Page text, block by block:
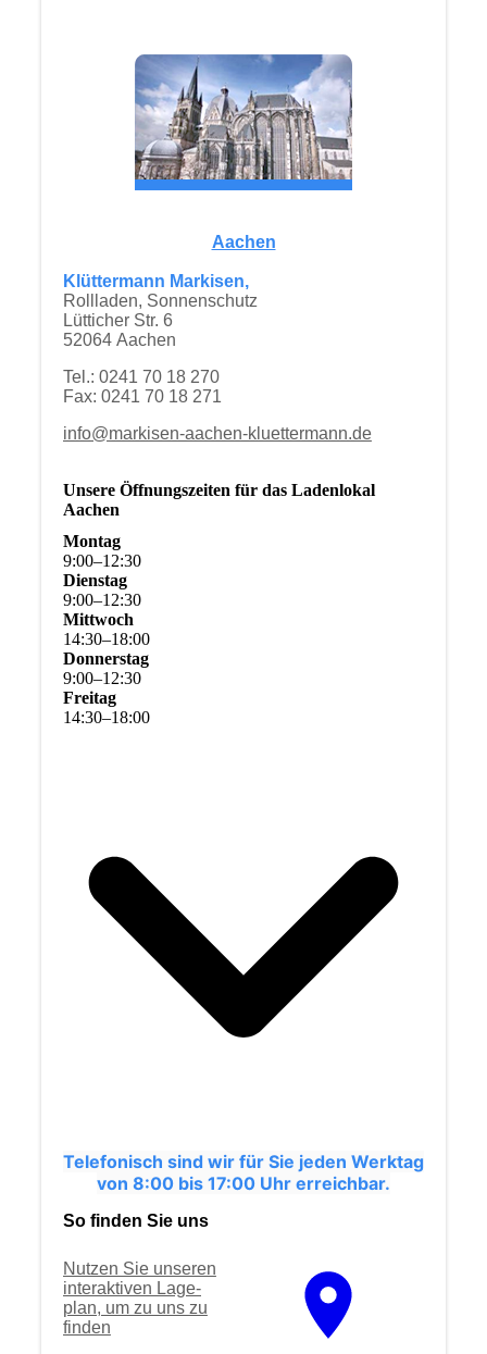
Aachen
Klüttermann Markisen,
Rollladen, Sonnenschutz
Lütticher Str. 6
52064 Aachen
Tel.: 0241 70 18 270
Fax: 0241 70 18 271
info@markisen-aachen-kluettermann.de
Unsere Öffnungszeiten für das Ladenlokal
Aachen
Montag
9:00–12:30
Dienstag
9:00–12:30
Mittwoch
14:30–18:00
Donnerstag
9:00–12:30
Freitag
14:30–18:00
Telefonisch sind wir für Sie jeden Werktag
von 8:00 bis 17:00 Uhr erreichbar.
So finden Sie uns
Nutzen Sie unseren
interaktiven La­ge­
plan, um zu uns zu
finden